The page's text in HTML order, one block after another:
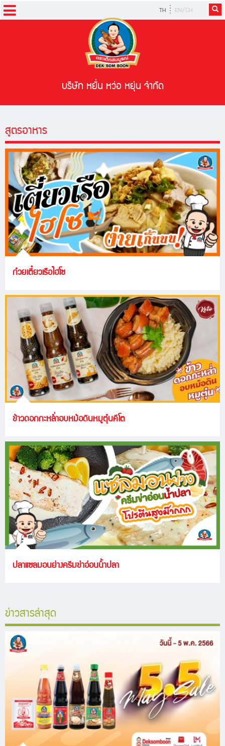
TH EN/CH
บริษัท หยั่น หว่อ หยุ่น จำกัด
สูตรอาหาร
ก๋วยเตี๋ยวเรือไฮโซ
ข้าวดอกกะหล่ำอบหม้อดินหมูตุ๋นคีโต
ปลาแซลมอนย่างครีมข่าอ่อนน้ำปลา
ข่าวสารล่าสุด
หน้าหลัก